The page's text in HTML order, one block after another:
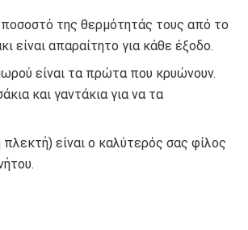
της θερμότητάς τους από το
είναι απαραίτητο για κάθε έξοδο.
είναι τα πρώτα που κρυώνουν.
και γαντάκια για να τα
είναι ο καλύτερός σας φίλος